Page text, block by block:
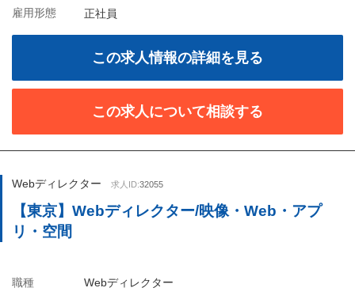
雇用形態 正社員
この求人情報の詳細を見る
この求人について相談する
Webディレクター 求人ID:32055
【東京】Webディレクター/映像・Web・アプ
リ・空間
職種 Webディレクター